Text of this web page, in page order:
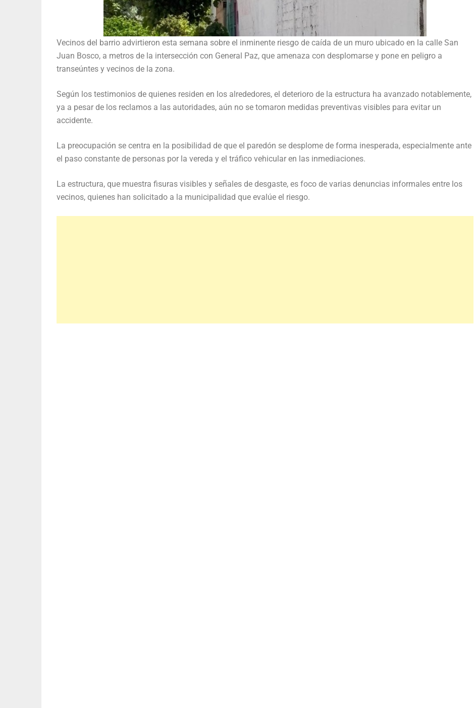
Vecinos del barrio advirtieron esta semana sobre el inminente riesgo de caída de un muro ubicado en la calle San
Juan Bosco, a metros de la intersección con General Paz, que amenaza con desplomarse y pone en peligro a
transeúntes y vecinos de la zona.
Según los testimonios de quienes residen en los alrededores, el deterioro de la estructura ha avanzado notablemente,
ya a pesar de los reclamos a las autoridades, aún no se tomaron medidas preventivas visibles para evitar un
accidente.
La preocupación se centra en la posibilidad de que el paredón se desplome de forma inesperada, especialmente ante
el paso constante de personas por la vereda y el tráfico vehicular en las inmediaciones.
La estructura, que muestra fisuras visibles y señales de desgaste, es foco de varias denuncias informales entre los
vecinos, quienes han solicitado a la municipalidad que evalúe el riesgo.